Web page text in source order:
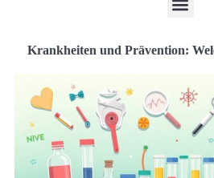
Krankheiten und Prävention: